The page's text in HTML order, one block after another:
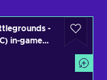
-
in-game